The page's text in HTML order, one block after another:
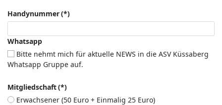
Handynummer(*)
Whatsapp
Bitte nehmt mich für aktuelle NEWS in die ASV Küssaberg
Whatsapp Gruppe auf.
Mitgliedschaft(*)
Erwachsener (50 Euro + Einmalig 25 Euro)